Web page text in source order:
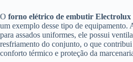
O forno elétrico de embutir
um exemplo desse tipo de equipamento.
para assados uniformes, ele possui
resfriamento do conjunto, o que contribui
conforto térmico e proteção da